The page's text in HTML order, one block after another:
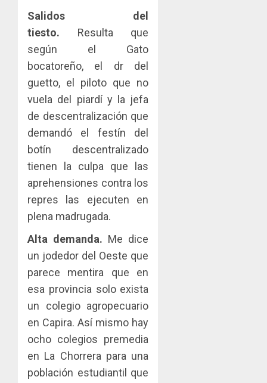
Salidos del
tiesto. Resulta que
según el Gato
bocatoreño, el dr del
guetto, el piloto que no
vuela del piardí y la jefa
de descentralización que
demandó el festín del
botín descentralizado
tienen la culpa que las
aprehensiones contra los
repres las ejecuten en
plena madrugada.
Alta demanda. Me dice
un jodedor del Oeste que
parece mentira que en
esa provincia solo exista
un colegio agropecuario
en Capira. Así mismo hay
ocho colegios premedia
en La Chorrera para una
población estudiantil que